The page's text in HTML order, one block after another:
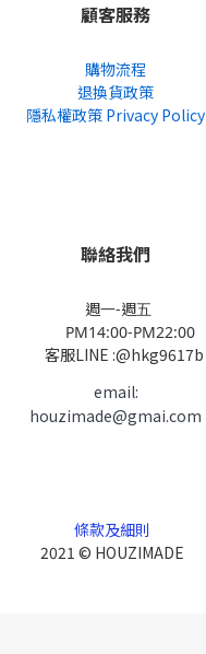
顧客服務
購物流程
退換貨政策
隱私權政策 Privacy Policy
聯絡我們
週一-週五
PM14:00-PM22:00
客服LINE :@hkg9617b
email:
houzimade@gmai.com
條款及細則
2021 © HOUZIMADE